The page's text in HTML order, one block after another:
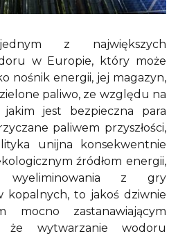
z największych
w Europie, który może
nośnik energii, jej magazyn,
paliwo, ze względu na
jest bezpieczna para
paliwem przyszłości,
unijna konsekwentnie
źródłom energii,
wyeliminowania z gry
kopalnych, to jakoś dziwnie
zastanawiającym
że wytwarzanie wodoru